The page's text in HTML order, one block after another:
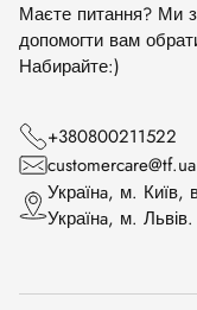
Маєте питання? Ми
допомогти вам
Набирайте:)
+380800211522
customercare@tf.ua
Українa, м.
Українa, м.